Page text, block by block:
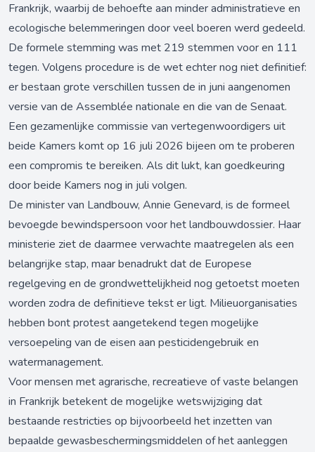
Frankrijk, waarbij de behoefte aan minder administratieve en
ecologische belemmeringen door veel boeren werd gedeeld.
De formele stemming was met 219 stemmen voor en 111
tegen. Volgens procedure is de wet echter nog niet definitief:
er bestaan grote verschillen tussen de in juni aangenomen
versie van de Assemblée nationale en die van de Senaat.
Een gezamenlijke commissie van vertegenwoordigers uit
beide Kamers komt op 16 juli 2026 bijeen om te proberen
een compromis te bereiken. Als dit lukt, kan goedkeuring
door beide Kamers nog in juli volgen.
De minister van Landbouw, Annie Genevard, is de formeel
bevoegde bewindspersoon voor het landbouwdossier. Haar
ministerie ziet de daarmee verwachte maatregelen als een
belangrijke stap, maar benadrukt dat de Europese
regelgeving en de grondwettelijkheid nog getoetst moeten
worden zodra de definitieve tekst er ligt. Milieuorganisaties
hebben bont protest aangetekend tegen mogelijke
versoepeling van de eisen aan pesticidengebruik en
watermanagement.
Voor mensen met agrarische, recreatieve of vaste belangen
in Frankrijk betekent de mogelijke wetswijziging dat
bestaande restricties op bijvoorbeeld het inzetten van
bepaalde gewasbeschermingsmiddelen of het aanleggen